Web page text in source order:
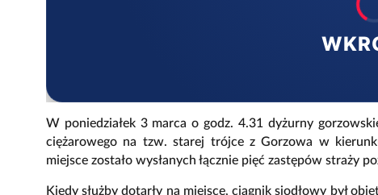
W poniedziałek 3 marca o godz. 4.31 dyżurny
ciężarowego na tzw. starej trójce z Gorzowa w
miejsce zostało wysłanych łącznie pięć zastępów straży
Kiedy służby dotarły na miejsce, ciągnik siodłowy był